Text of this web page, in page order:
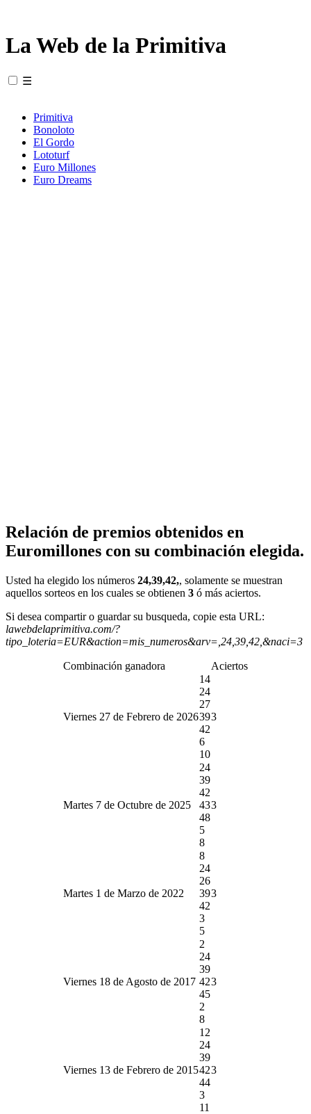
La Web de la Primitiva
☰
Primitiva
Bonoloto
El Gordo
Lototurf
Euro Millones
Euro Dreams
Relación de premios obtenidos en
Euromillones con su combinación elegida.
Usted ha elegido los números 24,39,42,, solamente se muestran
aquellos sorteos en los cuales se obtienen 3 ó más aciertos.
Si desea compartir o guardar su busqueda, copie esta URL:
lawebdelaprimitiva.com/?
tipo_loteria=EUR&action=mis_numeros&arv=,24,39,42,&naci=3
Combinación ganadora Aciertos
Viernes 27 de Febrero de 2026
14
24
27
39
42
6
10
3
Martes 7 de Octubre de 2025
24
39
42
43
48
5
8
3
Martes 1 de Marzo de 2022
8
24
26
39
42
3
5
3
Viernes 18 de Agosto de 2017
2
24
39
42
45
2
8
3
Viernes 13 de Febrero de 2015
12
24
39
42
44
3
11
3